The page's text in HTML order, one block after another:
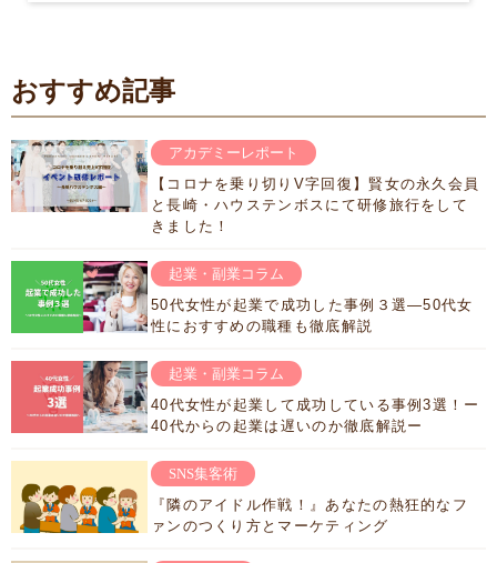
おすすめ記事
アカデミーレポート
【コロナを乗り切りV字回復】賢女の永久会員
と長崎・ハウステンボスにて研修旅行をして
きました！
起業・副業コラム
50代女性が起業で成功した事例３選―50代女
性におすすめの職種も徹底解説
起業・副業コラム
40代女性が起業して成功している事例3選！ー
40代からの起業は遅いのか徹底解説ー
SNS集客術
『隣のアイドル作戦！』あなたの熱狂的なフ
ァンのつくり方とマーケティング